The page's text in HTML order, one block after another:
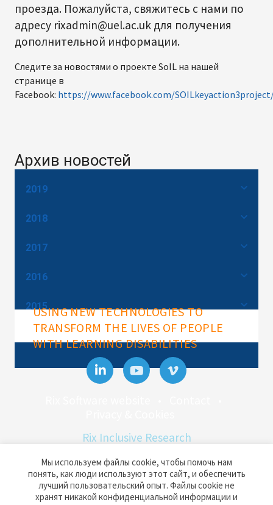
проезда. Пожалуйста, свяжитесь с нами по
адресу rixadmin@uel.ac.uk для получения
дополнительной информации.
Следите за новостями о проекте SoIL на нашей
странице в
Facebook: https://www.facebook.com/
Архив новостей
2019
2018
2017
2016
2015
USING NEW TECHNOLOGIES TO
TRANSFORM THE LIVES OF PEOPLE
WITH LEARNING DISABILITIES
Rix Inclusive Research
Docklands Campus, University of East
London,
4-6 University Way, London E16 2RD
Back to
top
Мы используем файлы cookie, чтобы помочь нам
понять, как люди используют этот сайт, и обеспечить
лучший пользовательский опыт. Файлы cookie не
хранят никакой конфиденциальной информации и